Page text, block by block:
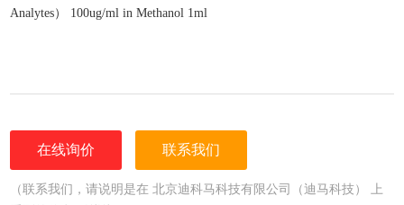
Analytes） 100ug/ml in Methanol 1ml
在线询价 联系我们
（联系我们，请说明是在 北京迪科马科技有限公司（迪马科技） 上